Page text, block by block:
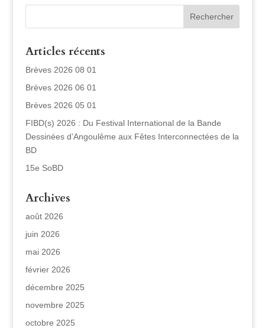
Articles récents
Brèves 2026 08 01
Brèves 2026 06 01
Brèves 2026 05 01
FIBD(s) 2026 : Du Festival International de la Bande
Dessinées d’Angoulême aux Fêtes Interconnectées de la
BD
15e SoBD
Archives
août 2026
juin 2026
mai 2026
février 2026
décembre 2025
novembre 2025
octobre 2025